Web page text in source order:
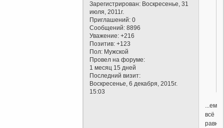
Зарегистрирован: Воскресенье, 31
июля, 2011г.
Приглашений: 0
Сообщений: 8896
Уважение: +216
Позитив: +123
Пол: Мужской
Провел на форуме:
1 месяц 15 дней
Последний визит:
Воскресенье, 6 декабря, 2015г.
15:03
...ему
всё